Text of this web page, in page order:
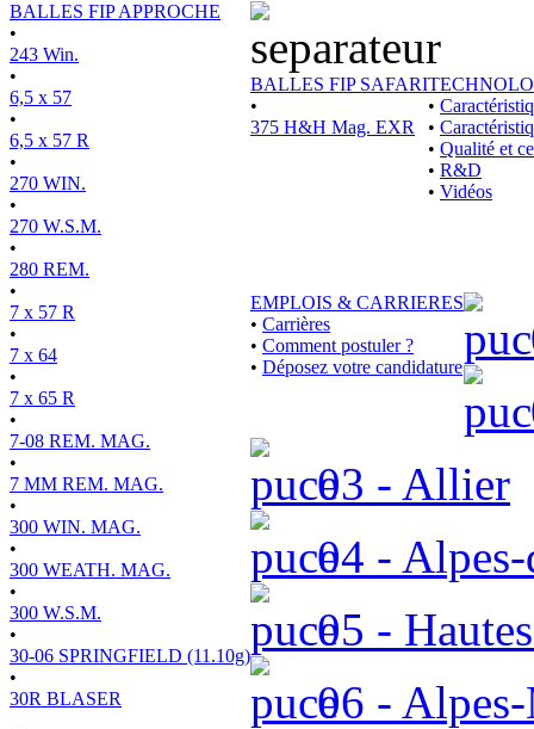
BALLES FIP APPROCHE
•
243 Win.
•
6,5 x 57
•
6,5 x 57 R
•
270 WIN.
•
270 W.S.M.
•
280 REM.
•
7 x 57 R
•
7 x 64
•
7 x 65 R
•
7-08 REM. MAG.
•
7 MM REM. MAG.
•
300 WIN. MAG.
•
300 WEATH. MAG.
•
300 W.S.M.
•
30-06 SPRINGFIELD (11.10g)
•
30R BLASER
BALLES FIP SAFARI
•
375 H&H Mag. EXR
•
•
• Qualité et
• R&D
• Vidéos
EMPLOIS & CARRIERES
• Carrières
• Comment postuler ?
• Déposez votre candidature
03 - Allier
04 - Alpes-
05 -
06 -